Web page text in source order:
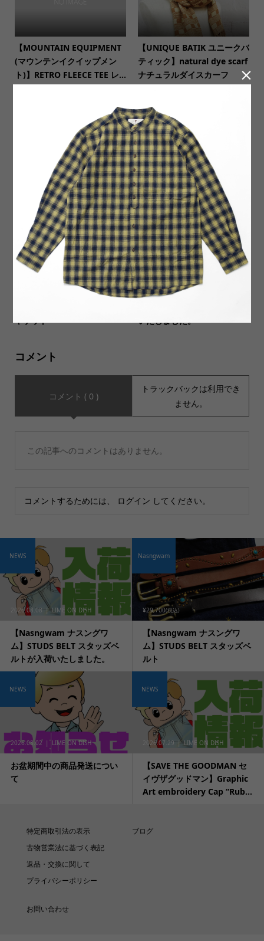
【MOUNTAIN EQUIPMENT
(マウンテンイクイップメン
ト)】RETRO FLEECE TEE レ...
【UNIQUE BATIK ユニークバ
ティック】natural dye scarf
ナチュラルダイスカーフ
【JHANKSON(ジャンクソ
ン)】L/S Tee GOOD BYE WI
N グッドバイウィンが入荷...
【WALLA WALLA SPORT ワ
ラワラスポーツ】13oz CREW
SWEAT SHIRT 13オンス ク...
【SPRAYWAY スプレーウェ
ャケット
【yuers ユアーズ】YU26A00
いたしました。
コメント
コメント ( 0 )
トラックバックは利用でき
ません。
この記事へのコメントはありません。
コメントするためには、 ログイン してください。
2026.08.08 LIME ON DISH
【Nasngwam ナスングワ
ム】STUDS BELT スタッズベ
ルトが入荷いたしました。
NEWS
¥29,700(税込)
【Nasngwam ナスングワ
ム】STUDS BELT スタッズベ
ルト
Nasngwam
2026.08.02 LIME ON DISH
お盆期間中の商品発送につい
て
NEWS
2026.07.29 LIME ON DISH
【SAVE THE GOODMAN セ
イヴザグッドマン】Graphic
Art embroidery Cap “Rub...
NEWS
特定商取引法の表示
古物営業法に基づく表記
返品・交換に関して
プライバシーポリシー
ブログ
お問い合わせ
